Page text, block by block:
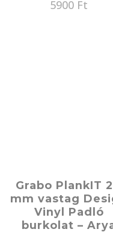
5900 Ft
Grabo PlankIT
mm vastag
Vinyl Padló
burkolat –